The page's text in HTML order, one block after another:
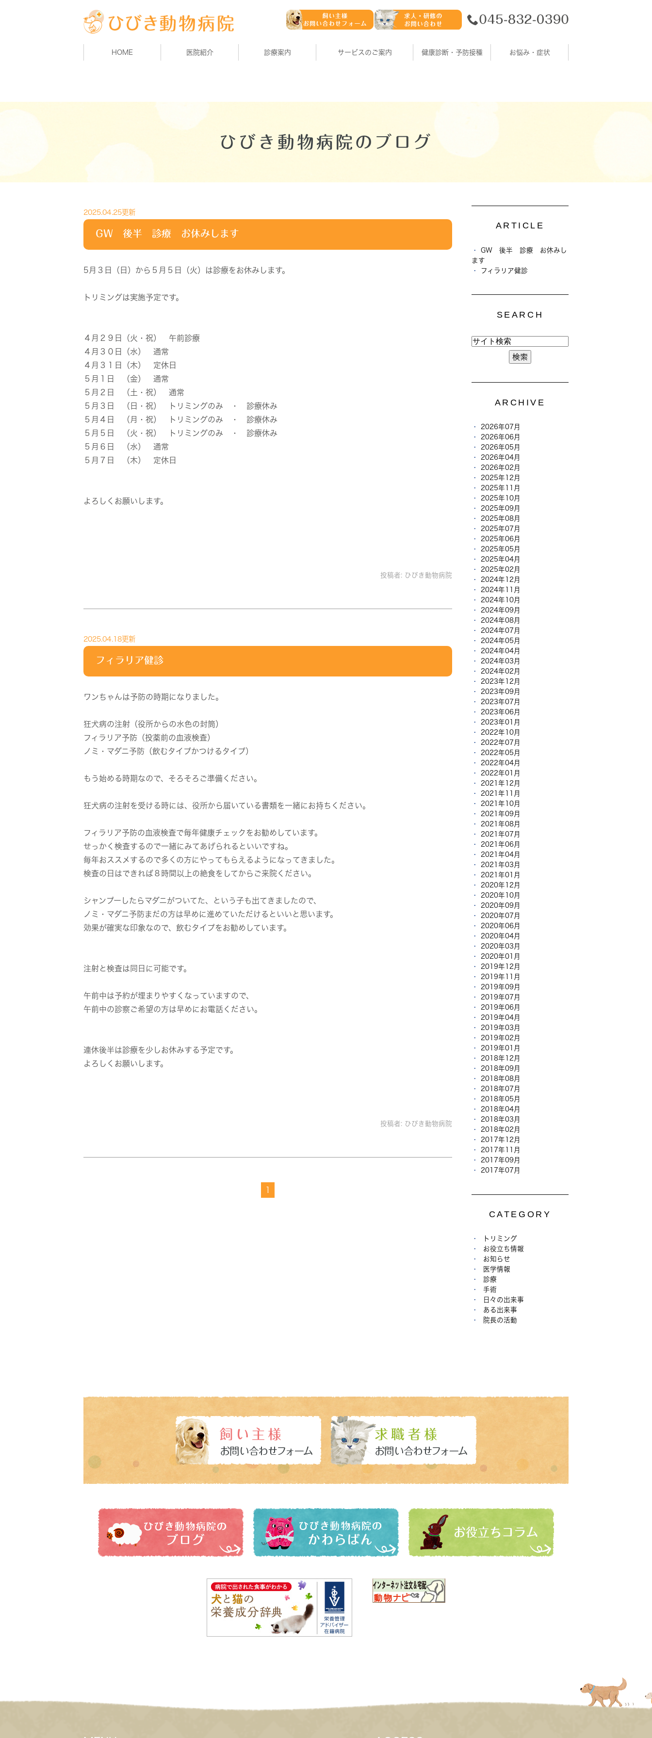
HOME 医院紹介 診療案内 サービスのご案内 健康診断・予防接種 お悩み・症状
ひびき動物病院のブログ
2025.04.25更新
GW 後半 診療 お休みします
5月３日（日）から５月５日（火）は診療をお休みします。
トリミングは実施予定です。
４月２９日（火・祝） 午前診療
４月３０日（水） 通常
４月３１日（木） 定休日
５月１日 （金） 通常
５月２日 （土・祝） 通常
５月３日 （日・祝） トリミングのみ ・ 診療休み
５月４日 （月・祝） トリミングのみ ・ 診療休み
５月５日 （火・祝） トリミングのみ ・ 診療休み
５月６日 （水） 通常
５月７日 （木） 定休日
よろしくお願いします。
投稿者: ひびき動物病院
2025.04.18更新
フィラリア健診
ワンちゃんは予防の時期になりました。
狂犬病の注射（役所からの水色の封筒）
フィラリア予防（投薬前の血液検査）
ノミ・マダニ予防（飲むタイプかつけるタイプ）
もう始める時期なので、そろそろご準備ください。
狂犬病の注射を受ける時には、役所から届いている書類を一緒にお持ちください。
フィラリア予防の血液検査で毎年健康チェックをお勧めしています。
せっかく検査するので一緒にみてあげられるといいですね。
毎年おススメするので多くの方にやってもらえるようになってきました。
検査の日はできれば８時間以上の絶食をしてからご来院ください。
シャンプーしたらマダニがついてた、という子も出てきましたので、
ノミ・マダニ予防まだの方は早めに進めていただけるといいと思います。
効果が確実な印象なので、飲むタイプをお勧めしています。
注射と検査は同日に可能です。
午前中は予約が埋まりやすくなっていますので、
午前中の診察ご希望の方は早めにお電話ください。
連休後半は診療を少しお休みする予定です。
よろしくお願いします。
投稿者: ひびき動物病院
1
ARTICLE
GW 後半 診療 お休みし
ます
フィラリア健診
SEARCH
ARCHIVE
2026年07月
2026年06月
2026年05月
2026年04月
2026年02月
2025年12月
2025年11月
2025年10月
2025年09月
2025年08月
2025年07月
2025年06月
2025年05月
2025年04月
2025年02月
2024年12月
2024年11月
2024年10月
2024年09月
2024年08月
2024年07月
2024年05月
2024年04月
2024年03月
2024年02月
2023年12月
2023年09月
2023年07月
2023年06月
2023年01月
2022年10月
2022年07月
2022年05月
2022年04月
2022年01月
2021年12月
2021年11月
2021年10月
2021年09月
2021年08月
2021年07月
2021年06月
2021年04月
2021年03月
2021年01月
2020年12月
2020年10月
2020年09月
2020年07月
2020年06月
2020年04月
2020年03月
2020年01月
2019年12月
2019年11月
2019年09月
2019年07月
2019年06月
2019年04月
2019年03月
2019年02月
2019年01月
2018年12月
2018年09月
2018年08月
2018年07月
2018年05月
2018年04月
2018年03月
2018年02月
2017年12月
2017年11月
2017年09月
2017年07月
CATEGORY
トリミング
お役立ち情報
お知らせ
医学情報
診療
手術
日々の出来事
ある出来事
院長の活動